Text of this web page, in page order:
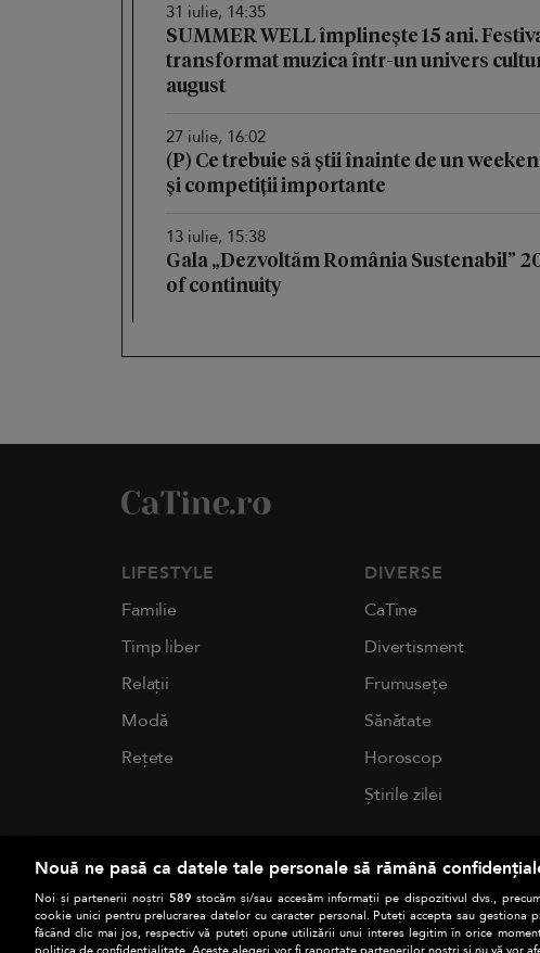
31 iulie, 14:35
SUMMER WELL împlinește 15 ani.
transformat muzica într-un univers
august
27 iulie, 16:02
(P) Ce trebuie să știi înainte de un
și competiții importante
13 iulie, 15:38
Gala „Dezvoltăm România Sustenabil”
of continuity
LIFESTYLE
Familie
Timp liber
Relații
Modă
Rețete
DIVERSE
CaTine
Divertisment
Frumusețe
Sănătate
Horoscop
Știrile zilei
Nouă ne pasă ca datele tale personale să rămână
Noi și partenerii noștri 589 stocăm și/sau accesăm informații pe dispozitivul dvs.,
cookie unici pentru prelucrarea datelor cu caracter personal. Puteți accepta sau gestiona
făcând clic mai jos, respectiv vă puteți opune utilizării unui interes legitim în orice